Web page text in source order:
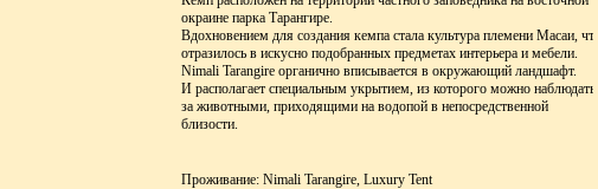
окраине парка Тарангире.
Вдохновением для создания кемпа стала культура племени Масаи, что
отразилось в искусно подобранных предметах интерьера и мебели.
Nimali Tarangire органично вписывается в окружающий ландшафт.
И располагает специальным укрытием, из которого можно наблюдать
за животными, приходящими на водопой в непосредственной
близости.
Проживание: Nimali Tarangire, Luxury Tent